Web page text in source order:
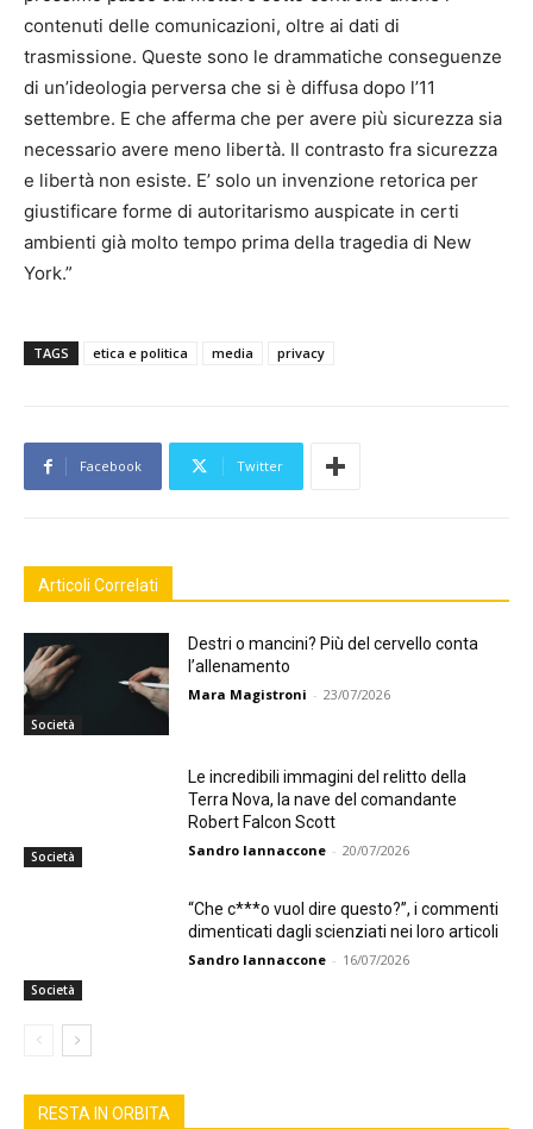
contenuti delle comunicazioni, oltre ai dati di
trasmissione. Queste sono le drammatiche conseguenze
di un’ideologia perversa che si è diffusa dopo l’11
settembre. E che afferma che per avere più sicurezza sia
necessario avere meno libertà. Il contrasto fra sicurezza
e libertà non esiste. E’ solo un invenzione retorica per
giustificare forme di autoritarismo auspicate in certi
ambienti già molto tempo prima della tragedia di New
York.”
TAGS etica e politica media privacy
Facebook Twitter
Articoli Correlati
Società
Destri o mancini? Più del cervello conta
l’allenamento
Mara Magistroni - 23/07/2026
Società
Le incredibili immagini del relitto della
Terra Nova, la nave del comandante
Robert Falcon Scott
Sandro Iannaccone - 20/07/2026
Società
“Che c***o vuol dire questo?”, i commenti
dimenticati dagli scienziati nei loro articoli
Sandro Iannaccone - 16/07/2026
RESTA IN ORBITA